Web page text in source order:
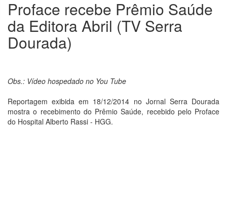
Proface recebe Prêmio Saúde
da Editora Abril (TV Serra
Dourada)
Obs.: Vídeo hospedado no You Tube
Reportagem exibida em 18/12/2014 no Jornal Serra Dourada
mostra o recebimento do Prêmio Saúde, recebido pelo Proface
do Hospital Alberto Rassi - HGG.